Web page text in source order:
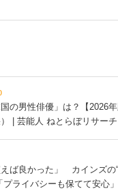
の男性俳優」は？【2026
| 芸能人 ねとらぼリサーチ
えば良かった」 カインズの
ライバシーも保てて安心